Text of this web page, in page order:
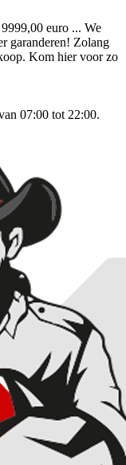
euro ... We
garanderen! Zolang
Kom hier voor zo
07:00 tot 22:00.